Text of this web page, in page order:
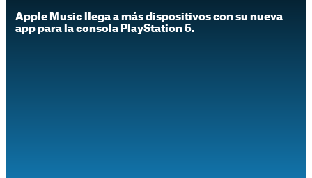
Apple Music llega a más dispositivos con su nueva
app para la consola PlayStation 5.